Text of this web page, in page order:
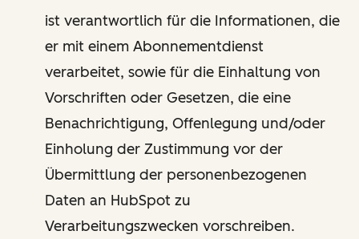
ist verantwortlich für die Informationen, die
er mit einem Abonnementdienst
verarbeitet, sowie für die Einhaltung von
Vorschriften oder Gesetzen, die eine
Benachrichtigung, Offenlegung und/oder
Einholung der Zustimmung vor der
Übermittlung der personenbezogenen
Daten an HubSpot zu
Verarbeitungszwecken vorschreiben.